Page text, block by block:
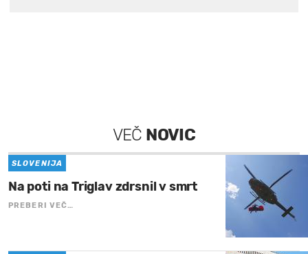
VEČ NOVIC
SLOVENIJA
Na poti na Triglav zdrsnil v smrt
PREBERI VEČ…